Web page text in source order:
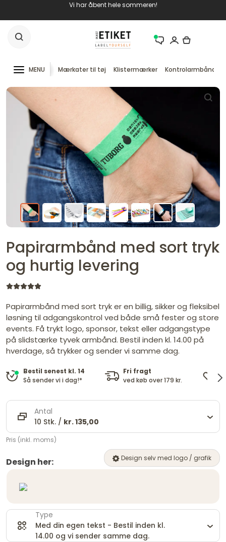
Vi har åbent hele sommeren!
MENU Mærkater til tøj Klistermærker Kontrolarmbånd
Papirarmbånd med sort tryk
og hurtig levering
Papirarmbånd med sort tryk er en billig, sikker og fleksibel
løsning til adgangskontrol ved både små fester og store
events. Få trykt logo, sponsor, tekst eller adgangstype
på slidstærke tyvek armbånd. Bestil inden kl. 14.00 på
hverdage, så trykker og sender vi samme dag.
Bestil senest kl. 14
Så sender vi i dag!*
Fri fragt
ved køb over 179 kr.
Antal
10 Stk. / kr. 135,00
Pris (inkl. moms)
Design her: Design selv med logo / grafik
Type
Med din egen tekst - Bestil inden kl.
14.00 og vi sender samme dag.